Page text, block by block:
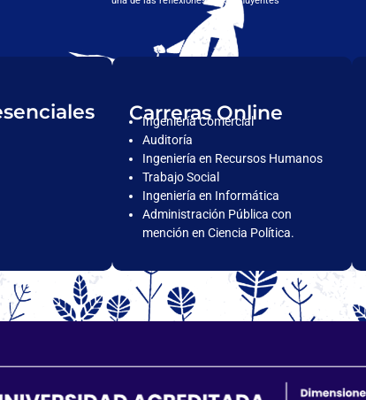
Carreras Online
Ingeniería Comercial
Auditoría
Ingeniería en Recursos Humanos
Trabajo Social
Ingeniería en Informática
Administración Pública con
mención en Ciencia Política.